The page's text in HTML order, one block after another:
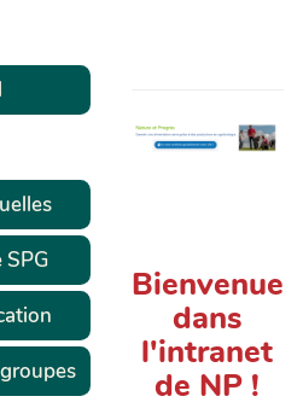
SPG
Bienvenue
dans
l'intranet
de NP !